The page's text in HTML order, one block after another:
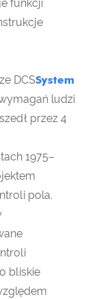
funkcji
DCSSystem
ludzi
przez 4
1975–
pola.
bliskie